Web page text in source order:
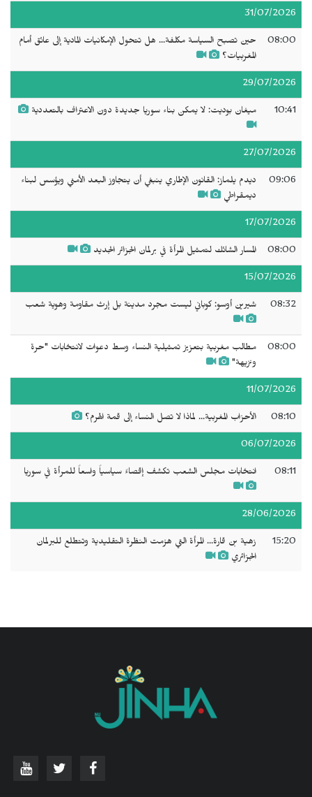
31/07/2026
08:00
حين تصبح السياسة مكلفة... هل تتحول الإمكانيات المادية إلى عائق أمام
المغربيات؟
29/07/2026
10:41 ميغان بوديت: لا يمكن بناء سوريا جديدة دون الاعتراف بالتعددية
27/07/2026
09:06
ديدم يلماز: القانون الإطاري ينبغي أن يتجاوز البعد الأمني ويؤسس لبناء
ديمقراطي
17/07/2026
08:00 المسار الشائك لتمثيل المرأة في برلمان الجزائر الجديد
15/07/2026
08:32 شيرين أوسو: كوباني ليست مجرد مدينة بل إرث مقاومة وهوية شعب
08:00
مطالب مغربية بتعزيز تمثيلية النساء وسط دعوات لانتخابات "حرة
ونزيهة"
11/07/2026
08:10 الأحزاب المغربية... لماذا لا تصل النساء إلى قمة الهرم؟
06/07/2026
08:11 انتخابات مجلس الشعب تكشف إقصاءً سياسياً واسعاً للمرأة في سوريا
28/06/2026
15:20
زهية بن قارة... المرأة التي هزمت النظرة التقليدية وتتطلع للبرلمان
الجزائري